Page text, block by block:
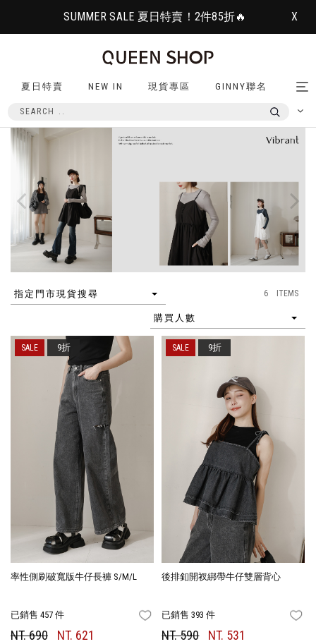
SUMMER SALE 夏日特賣！2件85折🔥 X
夏日特賣 NEW IN 現貨專區 GINNY聯名
指定門市現貨搜尋 6 ITEMS
購買人數
率性側刷破寬版牛仔長褲 S/M/L
已銷售 457 件 FAVORITES
NT. 690 NT. 621
9折
後排釦開衩綁帶牛仔雙層背心
已銷售 393 件
NT. 590 NT. 531
9折